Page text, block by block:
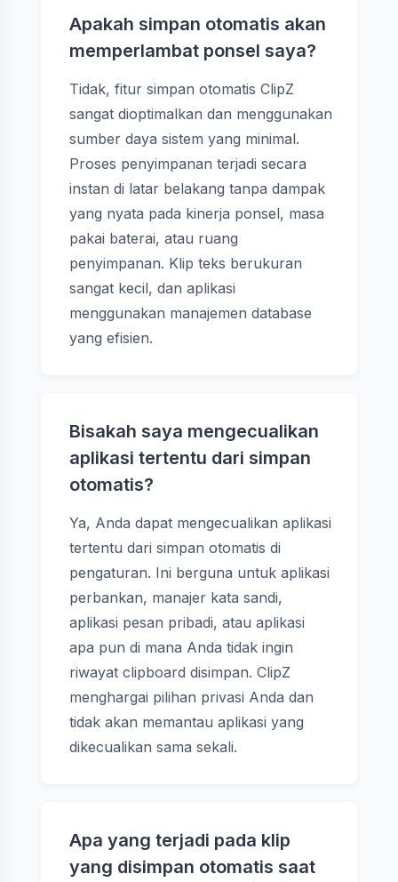
Apakah simpan otomatis akan
memperlambat ponsel saya?
Tidak, fitur simpan otomatis ClipZ
sangat dioptimalkan dan menggunakan
sumber daya sistem yang minimal.
Proses penyimpanan terjadi secara
instan di latar belakang tanpa dampak
yang nyata pada kinerja ponsel, masa
pakai baterai, atau ruang
penyimpanan. Klip teks berukuran
sangat kecil, dan aplikasi
menggunakan manajemen database
yang efisien.
Bisakah saya mengecualikan
aplikasi tertentu dari simpan
otomatis?
Ya, Anda dapat mengecualikan aplikasi
tertentu dari simpan otomatis di
pengaturan. Ini berguna untuk aplikasi
perbankan, manajer kata sandi,
aplikasi pesan pribadi, atau aplikasi
apa pun di mana Anda tidak ingin
riwayat clipboard disimpan. ClipZ
menghargai pilihan privasi Anda dan
tidak akan memantau aplikasi yang
dikecualikan sama sekali.
Apa yang terjadi pada klip
yang disimpan otomatis saat